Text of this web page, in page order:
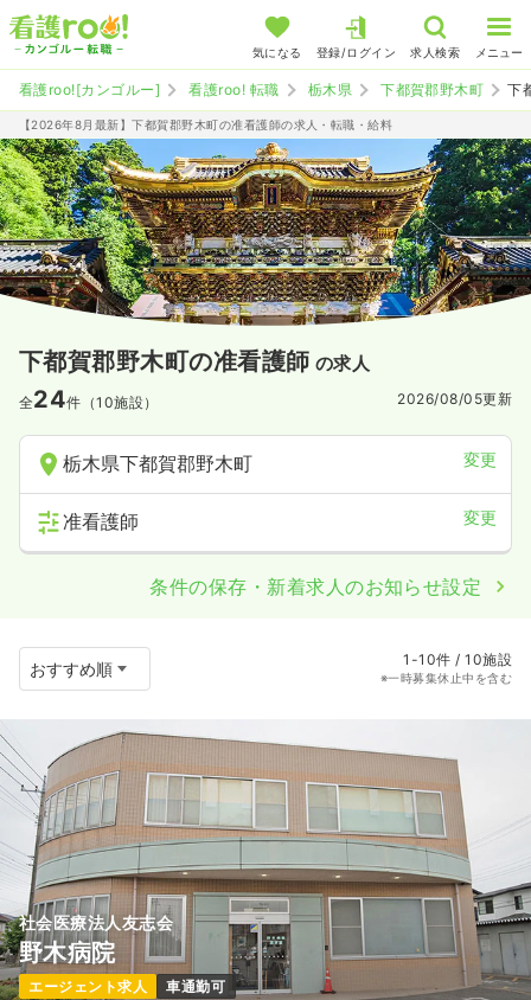
気になる 登録/ログイン 求人検索 メニュー
看護roo![カンゴルー] 看護roo! 転職 栃木県 下都賀郡野木町 下
【2026年8月最新】下都賀郡野木町の准看護師の求人・転職・給料
下都賀郡野木町の准看護師 の求人
全24件（10施設） 2026/08/05更新
栃木県下都賀郡野木町 変更
准看護師 変更
条件の保存・新着求人のお知らせ設定
1-10件 / 10施設
※一時募集休止中を含む
社会医療法人友志会
野木病院
エージェント求人 車通勤可